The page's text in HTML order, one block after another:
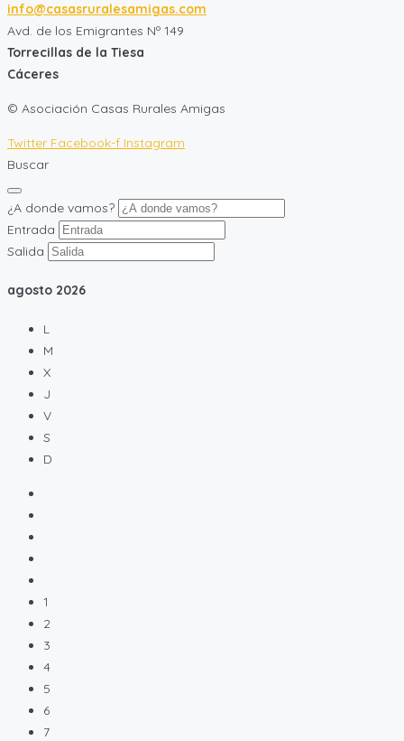
info@casasruralesamigas.com
Avd. de los Emigrantes Nº 149
Torrecillas de la Tiesa
Cáceres
© Asociación Casas Rurales Amigas
Twitter Facebook-f Instagram
Buscar
¿A donde vamos?
Entrada
Salida
agosto 2026
L
M
X
J
V
S
D
1
2
3
4
5
6
7